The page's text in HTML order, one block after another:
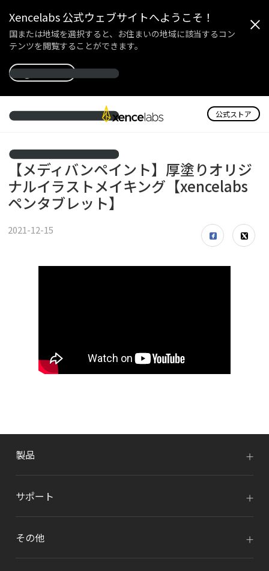
Xencelabs 公式ウェブサイトへようこそ！
国または地域を選択すると、お住まいの地域に該当するコン
テンツを閲覧することができます。
公式ストア
【メディバンペイント】厚塗りオリジ
ナルイラストメイキング【xencelabs
ペンタブレット】
2021-12-15
製品
サポート
その他